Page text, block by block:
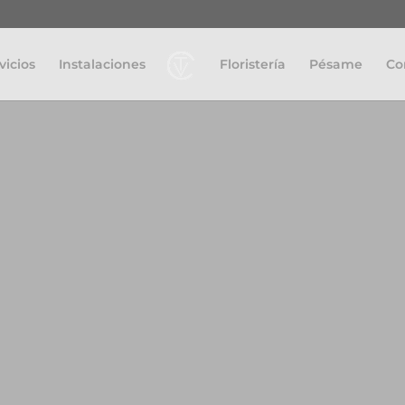
Instalaciones Floristería Pésame